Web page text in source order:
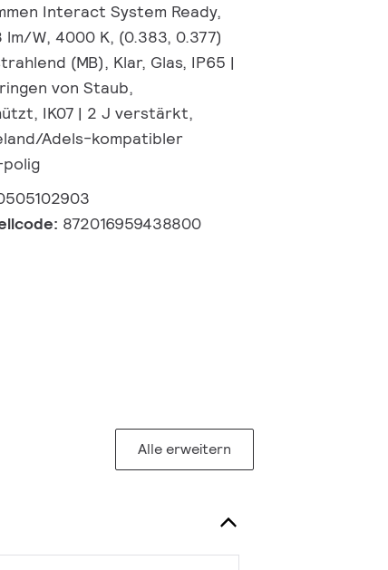
Interact System Ready,
lm/W, 4000 K, (0.383, 0.377)
(MB), Klar, Glas, IP65 |
von Staub,
IK07 | 2 J verstärkt,
Adels-kompatibler
872016959438800
Alle erweitern